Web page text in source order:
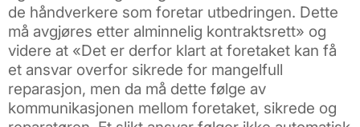
de håndverkere som foretar utbedringen. Dette
må avgjøres etter alminnelig kontraktsrett» og
videre at «Det er derfor klart at foretaket kan få
et ansvar overfor sikrede for mangelfull
reparasjon, men da må dette følge av
kommunikasjonen mellom foretaket, sikrede og